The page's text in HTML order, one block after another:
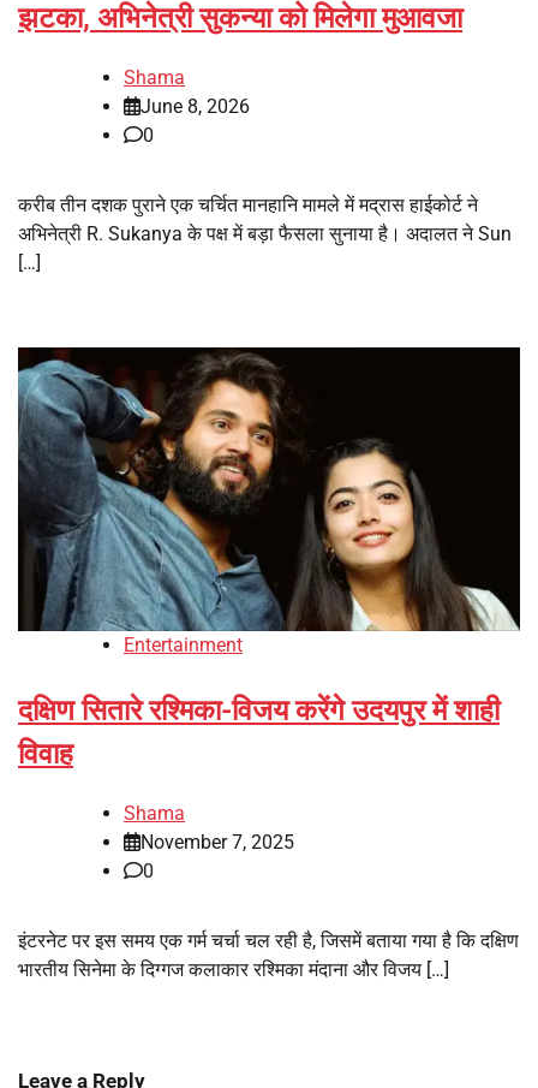
झटका, अभिनेत्री सुकन्या को मिलेगा मुआवजा
Shama
June 8, 2026
0
करीब तीन दशक पुराने एक चर्चित मानहानि मामले में मद्रास हाईकोर्ट ने
अभिनेत्री R. Sukanya के पक्ष में बड़ा फैसला सुनाया है। अदालत ने Sun
[…]
Entertainment
दक्षिण सितारे रश्मिका-विजय करेंगे उदयपुर में शाही
विवाह
Shama
November 7, 2025
0
इंटरनेट पर इस समय एक गर्म चर्चा चल रही है, जिसमें बताया गया है कि दक्षिण
भारतीय सिनेमा के दिग्गज कलाकार रश्मिका मंदाना और विजय […]
Leave a Reply